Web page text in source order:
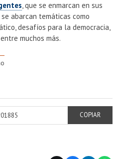
, que se enmarcan en sus
abarcan temáticas como
desafíos para la democracia,
muchos más.
COPIAR